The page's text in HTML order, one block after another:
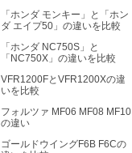
「ホンダ モンキー」と「ホン
ダ エイプ50」の違いを比較
「ホンダ NC750S」と
「NC750X」の違いを比較
VFR1200FとVFR1200Xの違
いを比較
フォルツァ MF06 MF08 MF10
の違い
ゴールドウイングF6B F6Cの